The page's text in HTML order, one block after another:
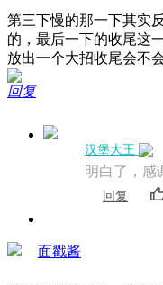
第三下慢的那一下其实
的，最后一下的收尾这
放出一个大招收尾会不
回复
汉堡大王
明白了，感
回复
面戳酱